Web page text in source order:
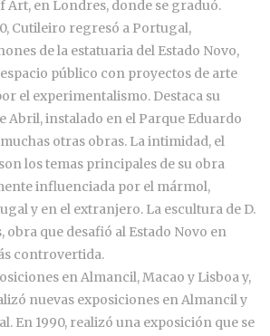
Art, en Londres, donde se graduó.
Cutileiro regresó a Portugal,
de la estatuaria del Estado Novo,
público con proyectos de arte
el experimentalismo. Destaca su
Abril, instalado en el Parque Eduardo
otras obras. La intimidad, el
los temas principales de su obra
influenciada por el mármol,
y en el extranjero. La escultura de D.
obra que desafió al Estado Novo en
controvertida.
en Almancil, Macao y Lisboa y,
nuevas exposiciones en Almancil y
En 1990, realizó una exposición que se